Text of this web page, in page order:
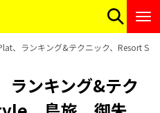
、ランキング&テクニック、Resort
ンキング&テク